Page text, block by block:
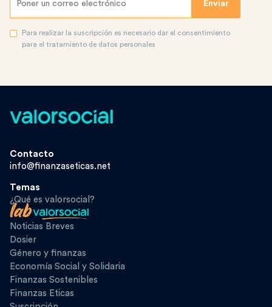
Para realizar la suscripción es necesario dar el consentimiento
para el tratamiento de datos personales
Contacto
info@finanzaseticas.net
Temas
¿Qué es valorsocial?
Noticias Breves
Dosier
Género y finanzas
Economía Social y Solidaria
Finanzas Sostenibles
Finanzas Eticas